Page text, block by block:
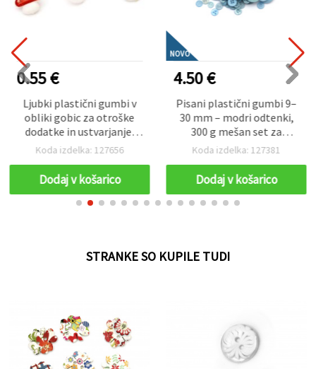
0.55 €
Ljubki plastični gumbi v
obliki gobic za otroške
dodatke in ustvarjanje,
15×14×3 mm, luknja: 3
kos
Koda izdelka: 127656
Dodaj v košarico
NOVO
4.50 €
Pisani plastični gumbi 9–
30 mm – modri odtenki,
300 g mešan set za
šivanje, scrapbooking in
projekte
Koda izdelka: 127381
Dodaj v košarico
STRANKE SO KUPILE TUDI